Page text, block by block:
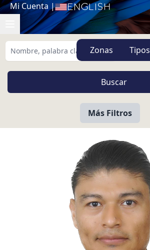
Mi Cuenta | English
Zonas Tipos
Más Filtros
Vista